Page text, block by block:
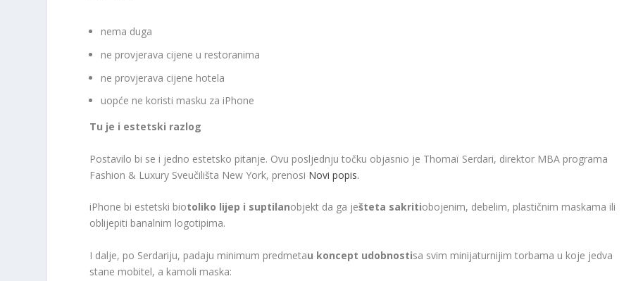
nema duga
ne provjerava cijene u restoranima
ne provjerava cijene hotela
uopće ne koristi masku za iPhone
Tu je i estetski razlog
Postavilo bi se i jedno estetsko pitanje. Ovu posljednju točku objasnio je Thomaï Serdari, direktor MBA programa
Fashion & Luxury Sveučilišta New York, prenosi Novi popis.
iPhone bi estetski biotoliko lijep i suptilanobjekt da ga ješteta sakritiobojenim, debelim, plastičnim maskama ili
oblijepiti banalnim logotipima.
I dalje, po Serdariju, padaju minimum predmetau koncept udobnostisa svim minijaturnijim torbama u koje jedva
stane mobitel, a kamoli maska: